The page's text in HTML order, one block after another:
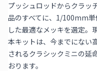
プッシュロッドからクラッ
品のすべてに、1/100mm
した最適なメッキを選定。
本キットは、今までにない
されるクラシックミニの延
おります。